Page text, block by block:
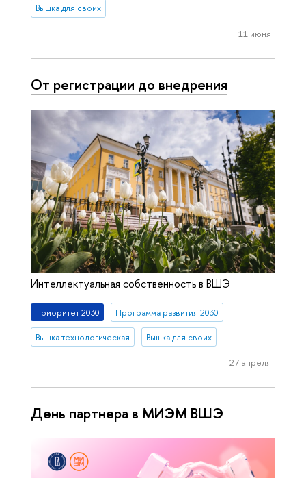
Вышка для своих
11 июня
От регистрации до внедрения
Интеллектуальная собственность в ВШЭ
Приоритет 2030 Программа развития 2030
Вышка технологическая Вышка для своих
27 апреля
День партнера в МИЭМ ВШЭ